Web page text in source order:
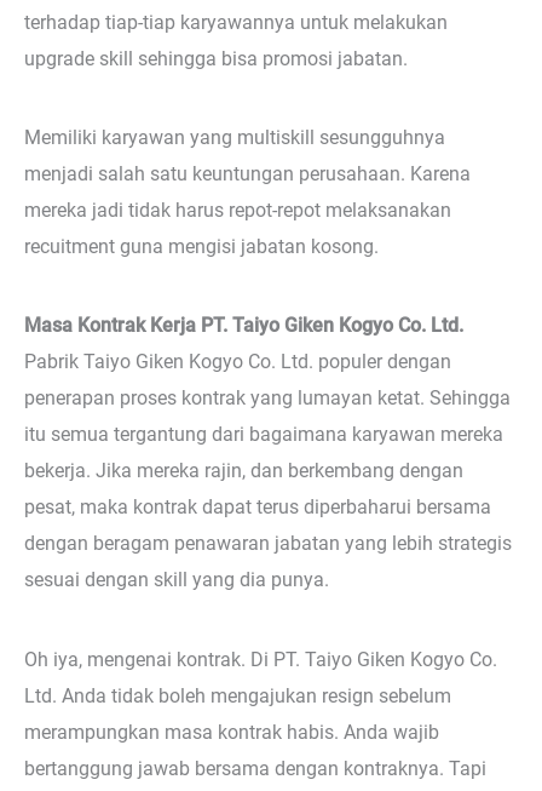
terhadap tiap-tiap karyawannya untuk melakukan
upgrade skill sehingga bisa promosi jabatan.
Memiliki karyawan yang multiskill sesungguhnya
menjadi salah satu keuntungan perusahaan. Karena
mereka jadi tidak harus repot-repot melaksanakan
recuitment guna mengisi jabatan kosong.
Masa Kontrak Kerja PT. Taiyo Giken Kogyo Co. Ltd.
Pabrik Taiyo Giken Kogyo Co. Ltd. populer dengan
penerapan proses kontrak yang lumayan ketat. Sehingga
itu semua tergantung dari bagaimana karyawan mereka
bekerja. Jika mereka rajin, dan berkembang dengan
pesat, maka kontrak dapat terus diperbaharui bersama
dengan beragam penawaran jabatan yang lebih strategis
sesuai dengan skill yang dia punya.
Oh iya, mengenai kontrak. Di PT. Taiyo Giken Kogyo Co.
Ltd. Anda tidak boleh mengajukan resign sebelum
merampungkan masa kontrak habis. Anda wajib
bertanggung jawab bersama dengan kontraknya. Tapi